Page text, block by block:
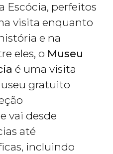
Escócia, perfeitos
visita enquanto
e na
eles, o Museu
é uma visita
gratuito
vai desde
até
incluindo